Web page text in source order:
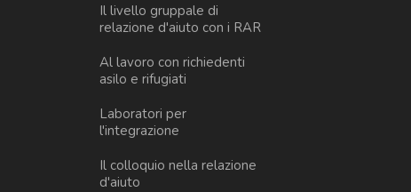
Il livello gruppale di
relazione d'aiuto con i RAR
Al lavoro con richiedenti
asilo e rifugiati
Laboratori per
l'integrazione
Il colloquio nella relazione
d'aiuto